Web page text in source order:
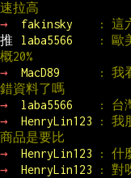
速拉高
→
fakinsky
: 這
推
laba5566
: 歐
概20%
→
MacD89
: 我
錯資料了嗎
→
laba5566
: 台
→
HenryLin123
: 我
商品是要比
→
HenryLin123
: 什
→
HenryLin123
: 對